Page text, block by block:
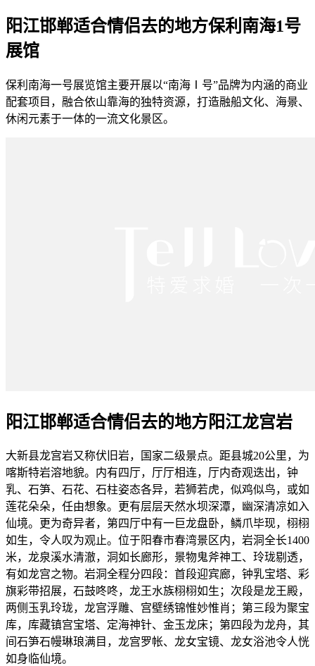
阳江邯郸适合情侣去的地方保利南海1号
展馆
保利南海一号展览馆主要开展以“南海Ⅰ号”品牌为内涵的商业
配套项目，融合依山靠海的独特资源，打造融船文化、海景、
休闲元素于一体的一流文化景区。
阳江邯郸适合情侣去的地方阳江龙宫岩
大新县龙宫岩又称伏旧岩，国家二级景点。距县城20公里，为
喀斯特岩溶地貌。内有四厅，厅厅相连，厅内奇观迭出，钟
乳、石笋、石花、石柱姿态各异，若狮若虎，似鸡似鸟，或如
莲花朵朵，任由想象。更有层层天然水坝深潭，幽深清凉如入
仙境。更为奇异者，第四厅中有一巨龙盘卧，鳞爪毕现，栩栩
如生，令人叹为观止。位于阳春市春湾景区内，岩洞全长1400
米，龙泉溪水清澈，洞如长廊形，景物鬼斧神工、玲珑剔透，
有如龙宫之物。岩洞全程分四段：首段迎宾廊，钟乳宝塔、彩
旗彩带招展，石鼓咚咚，龙王水族栩栩如生；次段是龙王殿，
两侧玉乳玲珑，龙宫浮雕、宫壁绣锦惟妙惟肖；第三段为聚宝
库，库藏镇宫宝塔、定海神针、金玉龙床；第四段为龙舟，其
间石笋石幔琳琅满目，龙宫罗帐、龙女宝镜、龙女浴池令人恍
如身临仙境。